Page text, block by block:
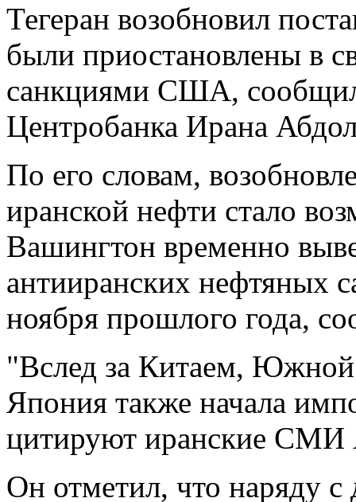
Тегеран возобновил
были приостановлены в
санкциями США, сообщил
Центробанка Ирана
По его словам,
иранской нефти стало
Вашингтон временно
антииранских нефтяных
ноября прошлого года,
"Вслед за Китаем,
Япония также начала
цитируют иранские
Он отметил, что наряду с